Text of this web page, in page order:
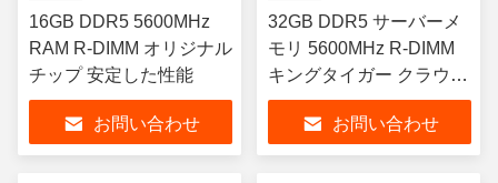
16GB DDR5 5600MHz
RAM R-DIMM オリジナル
チップ 安定した性能
お問い合わせ
32GB DDR5 サーバーメ
モリ 5600MHz R-DIMM
キングタイガー クラウド
コンピューティング
お問い合わせ